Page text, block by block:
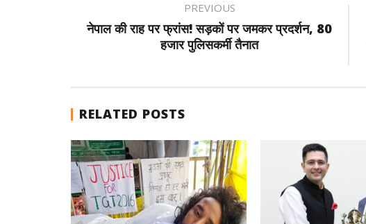
PREVIOUS
नेपाल की राह पर फ्रांस! सड़कों पर जमकर प्रदर्शन, 80
हजार पुलिसकर्मी तैनात
RELATED POSTS